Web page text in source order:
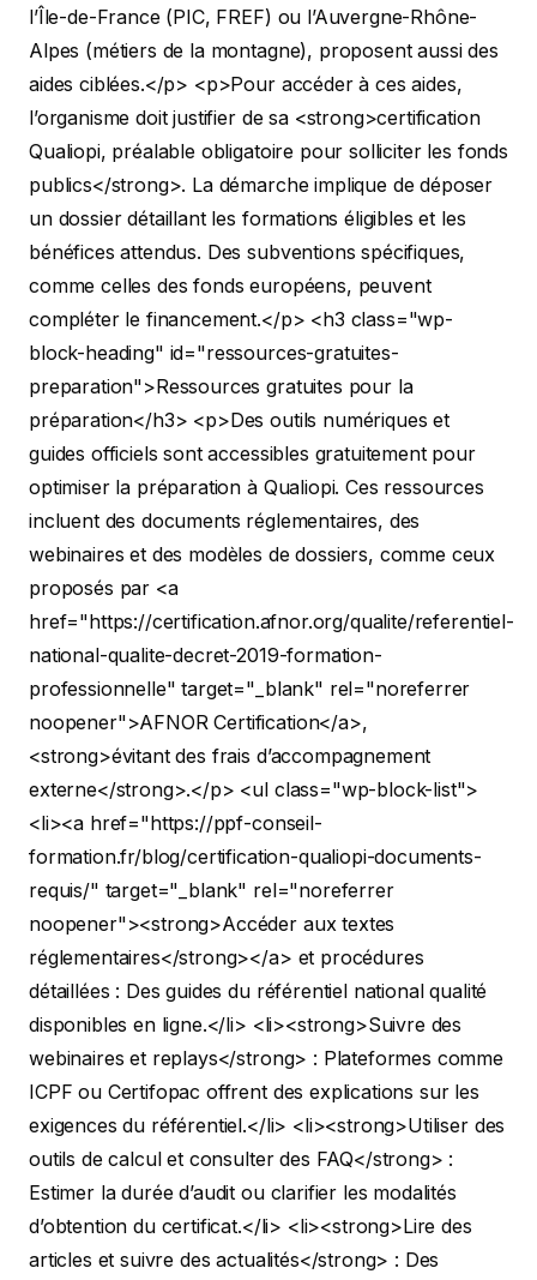
l’Île-de-France (PIC, FREF) ou l’Auvergne-Rhône-
Alpes (métiers de la montagne), proposent aussi des
aides ciblées.</p> <p>Pour accéder à ces aides,
l’organisme doit justifier de sa <strong>certification
Qualiopi, préalable obligatoire pour solliciter les fonds
publics</strong>. La démarche implique de déposer
un dossier détaillant les formations éligibles et les
bénéfices attendus. Des subventions spécifiques,
comme celles des fonds européens, peuvent
compléter le financement.</p> <h3 class="wp-
block-heading" id="ressources-gratuites-
preparation">Ressources gratuites pour la
préparation</h3> <p>Des outils numériques et
guides officiels sont accessibles gratuitement pour
optimiser la préparation à Qualiopi. Ces ressources
incluent des documents réglementaires, des
webinaires et des modèles de dossiers, comme ceux
proposés par <a
href="https://certification.afnor.org/qualite/referentiel-
national-qualite-decret-2019-formation-
professionnelle" target="_blank" rel="noreferrer
noopener">AFNOR Certification</a>,
<strong>évitant des frais d’accompagnement
externe</strong>.</p> <ul class="wp-block-list">
<li><a href="https://ppf-conseil-
formation.fr/blog/certification-qualiopi-documents-
requis/" target="_blank" rel="noreferrer
noopener"><strong>Accéder aux textes
réglementaires</strong></a> et procédures
détaillées : Des guides du référentiel national qualité
disponibles en ligne.</li> <li><strong>Suivre des
webinaires et replays</strong> : Plateformes comme
ICPF ou Certifopac offrent des explications sur les
exigences du référentiel.</li> <li><strong>Utiliser des
outils de calcul et consulter des FAQ</strong> :
Estimer la durée d’audit ou clarifier les modalités
d’obtention du certificat.</li> <li><strong>Lire des
articles et suivre des actualités</strong> : Des